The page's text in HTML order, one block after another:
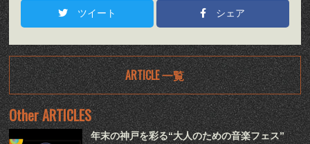
ツイート シェア
ARTICLE 一覧
Other ARTICLES
年末の神戸を彩る“大人のための音楽フェス”